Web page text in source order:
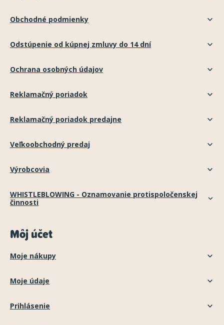
Obchodné podmienky
Odstúpenie od kúpnej zmluvy do 14 dní
Ochrana osobných údajov
Reklamačný poriadok
Reklamačný poriadok predajne
Veľkoobchodný predaj
Výrobcovia
WHISTLEBLOWING - Oznamovanie protispoločenskej
činnosti
Môj účet
Moje nákupy
Moje údaje
Prihlásenie